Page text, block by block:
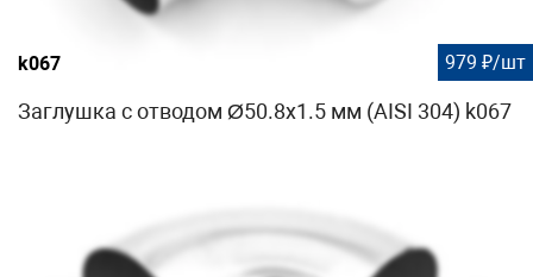
k067 979 ₽/шт
Заглушка с отводом Ø50.8х1.5 мм (AISI 304) k067